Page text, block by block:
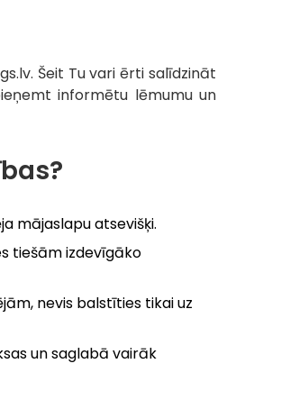
Šeit Tu vari ērti salīdzināt
informētu lēmumu un
mājaslapu atsevišķi.
tiešām izdevīgāko
nevis balstīties tikai uz
un saglabā vairāk